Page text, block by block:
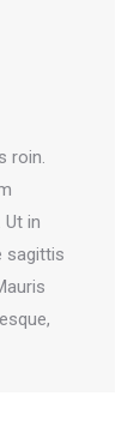
roin.
in
sagittis